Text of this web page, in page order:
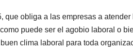
que obliga a las empresas a atender
puede ser el agobio laboral o
clima laboral para toda